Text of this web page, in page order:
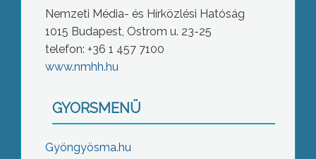
Nemzeti Média- és Hírközlési Hatóság
1015 Budapest, Ostrom u. 23-25
telefon: +36 1 457 7100
www.nmhh.hu
GYORSMENÜ
Gyöngyösma.hu